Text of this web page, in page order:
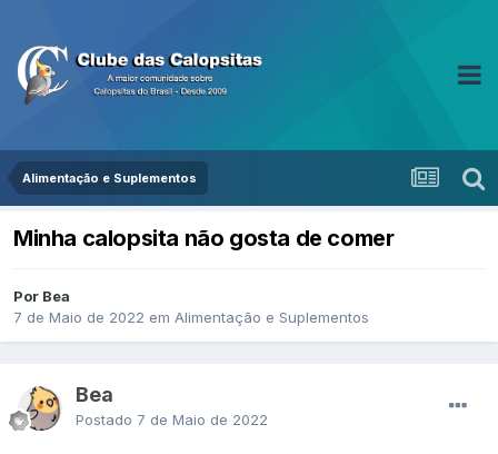
Alimentação e Suplementos
Minha calopsita não gosta de comer
Por Bea
7 de Maio de 2022 em Alimentação e Suplementos
Bea
Postado 7 de Maio de 2022